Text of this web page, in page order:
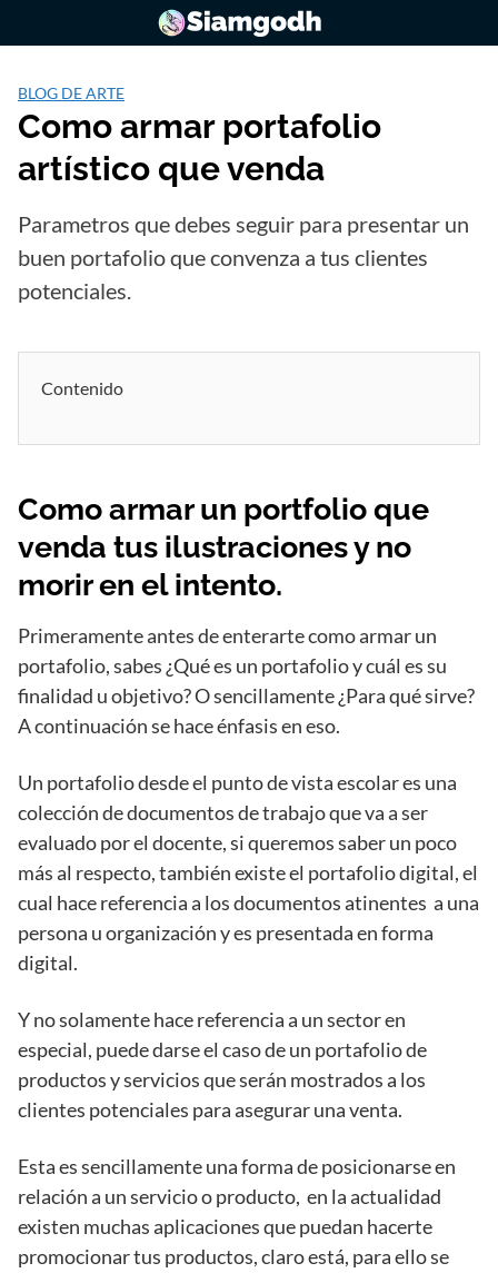
BLOG DE ARTE
Como armar portafolio
artístico que venda
Parametros que debes seguir para presentar un
buen portafolio que convenza a tus clientes
potenciales.
Contenido
Como armar un portfolio que
venda tus ilustraciones y no
morir en el intento.
Primeramente antes de enterarte como armar un
portafolio, sabes ¿Qué es un portafolio y cuál es su
finalidad u objetivo? O sencillamente ¿Para qué sirve?
A continuación se hace énfasis en eso.
Un portafolio desde el punto de vista escolar es una
colección de documentos de trabajo que va a ser
evaluado por el docente, si queremos saber un poco
más al respecto, también existe el portafolio digital, el
cual hace referencia a los documentos atinentes a una
persona u organización y es presentada en forma
digital.
Y no solamente hace referencia a un sector en
especial, puede darse el caso de un portafolio de
productos y servicios que serán mostrados a los
clientes potenciales para asegurar una venta.
Esta es sencillamente una forma de posicionarse en
relación a un servicio o producto, en la actualidad
existen muchas aplicaciones que puedan hacerte
promocionar tus productos, claro está, para ello se